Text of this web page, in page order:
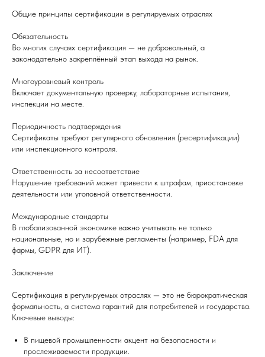
Общие принципы сертификации в регулируемых отраслях
Обязательность
Во многих случаях сертификация — не добровольный, а
законодательно закреплённый этап выхода на рынок.
Многоуровневый контроль
Включает документальную проверку, лабораторные испытания,
инспекции на месте.
Периодичность подтверждения
Сертификаты требуют регулярного обновления (ресертификации)
или инспекционного контроля.
Ответственность за несоответствие
Нарушение требований может привести к штрафам, приостановке
деятельности или уголовной ответственности.
Международные стандарты
В глобализованной экономике важно учитывать не только
национальные, но и зарубежные регламенты (например, FDA для
фармы, GDPR для ИТ).
Заключение
Сертификация в регулируемых отраслях — это не бюрократическая
формальность, а система гарантий для потребителей и государства.
Ключевые выводы:
В пищевой промышленности акцент на безопасности и
прослеживаемости продукции.